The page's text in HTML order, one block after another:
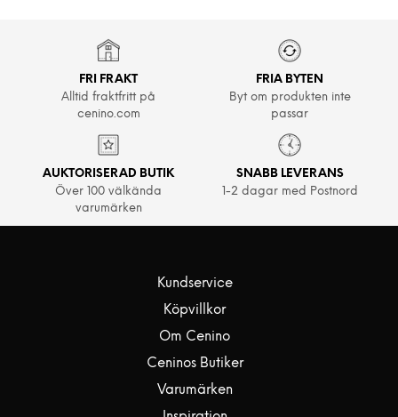
FRI FRAKT
Alltid fraktfritt på
cenino.com
FRIA BYTEN
Byt om produkten inte
passar
AUKTORISERAD BUTIK
Över 100 välkända
varumärken
SNABB LEVERANS
1-2 dagar med Postnord
Kundservice
Köpvillkor
Om Cenino
Ceninos Butiker
Varumärken